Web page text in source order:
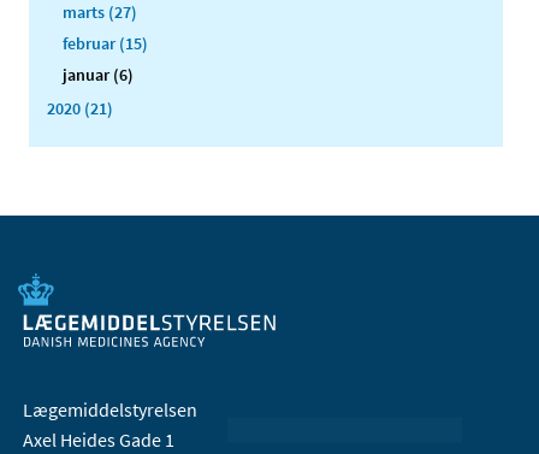
marts (27)
februar (15)
januar (6)
2020 (21)
Lægemiddelstyrelsen
Axel Heides Gade 1